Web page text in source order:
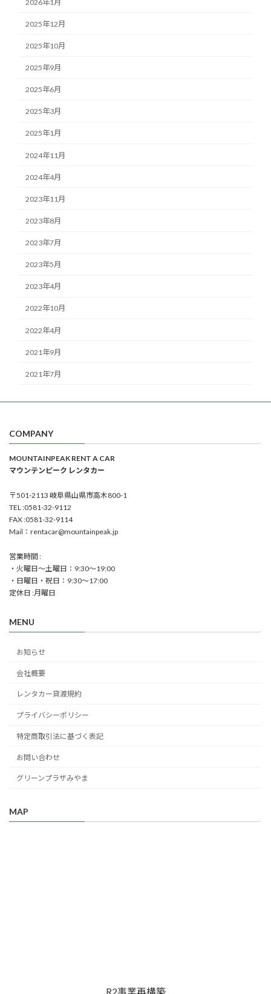
2026年1月
2025年12月
2025年10月
2025年9月
2025年6月
2025年3月
2025年1月
2024年11月
2024年4月
2023年11月
2023年8月
2023年7月
2023年5月
2023年4月
2022年10月
2022年4月
2021年9月
2021年7月
COMPANY
MOUNTAINPEAK RENT A CAR
マウンテンピーク レンタカー
〒501-2113 岐阜県山県市高木800-1
TEL :0581-32-9112
FAX :0581-32-9114
Mail：rentacar@mountainpeak.jp
営業時間 :
・火曜日～土曜日：9:30～19:00
・日曜日・祝日：9:30～17:00
定休日 :月曜日
MENU
お知らせ
会社概要
レンタカー貸渡規約
プライバシーポリシー
特定商取引法に基づく表記
お問い合わせ
グリーンプラザみやま
MAP
R2事業再構築